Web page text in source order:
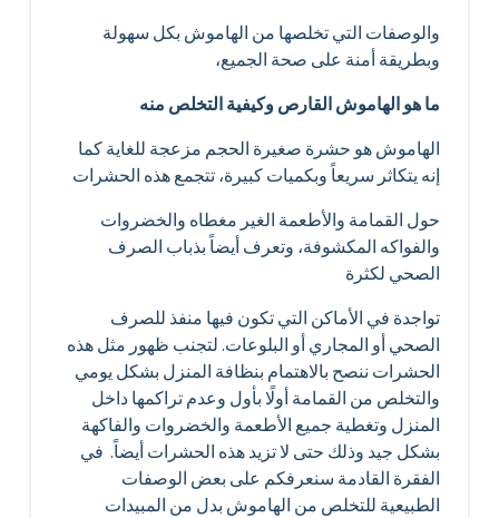
والوصفات التي تخلصها من الهاموش بكل سهولة
وبطريقة أمنة على صحة الجميع،
ما هو الهاموش القارص وكيفية التخلص منه
الهاموش هو حشرة صغيرة الحجم مزعجة للغاية كما
إنه يتكاثر سريعاً وبكميات كبيرة، تتجمع هذه الحشرات
حول القمامة والأطعمة الغير مغطاه والخضروات
والفواكه المكشوفة، وتعرف أيضاً بذباب الصرف
الصحي لكثرة
تواجدة في الأماكن التي تكون فيها منفذ للصرف
الصحي أو المجاري أو البلوعات. لتجنب ظهور مثل هذه
الحشرات ننصح بالاهتمام بنظافة المنزل بشكل يومي
والتخلص من القمامة أولًا بأول وعدم تراكمها داخل
المنزل وتغطية جميع الأطعمة والخضروات والفاكهة
بشكل جيد وذلك حتى لا تزيد هذه الحشرات أيضاً. في
الفقرة القادمة سنعرفكم على بعض الوصفات
الطبيعية للتخلص من الهاموش بدل من المبيدات